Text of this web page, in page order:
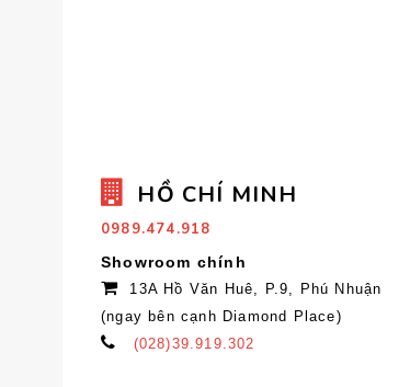
HỒ CHÍ MINH
0989.474.918
Showroom chính
13A Hồ Văn Huê, P.9, Phú Nhuận
(ngay bên cạnh Diamond Place)
(028)39.919.302